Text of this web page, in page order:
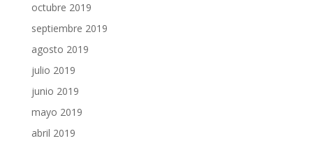
octubre 2019
septiembre 2019
agosto 2019
julio 2019
junio 2019
mayo 2019
abril 2019